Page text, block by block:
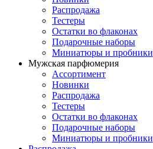
Распродажа
Тестеры
Остатки во флаконах
Подарочные наборы
Миниатюры и пробники
Мужская парфюмерия
Ассортимент
Новинки
Распродажа
Тестеры
Остатки во флаконах
Подарочные наборы
Миниатюры и пробники